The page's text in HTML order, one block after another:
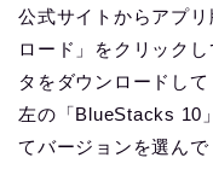
公式サイトからアプ
ロード」をクリック
タをダウンロードして
左の「BlueStacks 10
てバージョンを選んで